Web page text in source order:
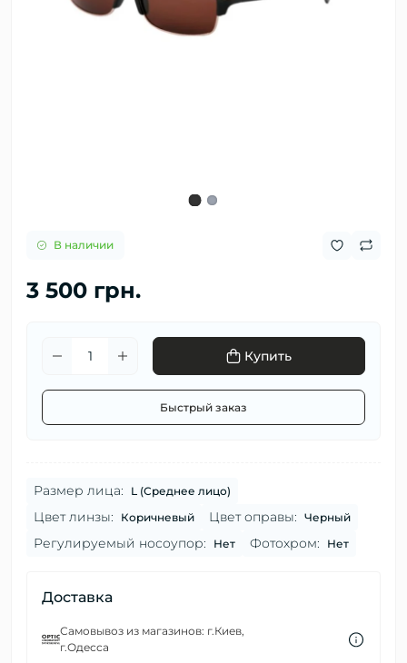
В наличии
3 500 грн.
Купить
Быстрый заказ
Размер лица: L (Среднее лицо)
Цвет линзы: Коричневый Цвет оправы: Черный
Регулируемый носоупор: Нет Фотохром: Нет
Доставка
Самовывоз из магазинов: г.Киев,
г.Одесса